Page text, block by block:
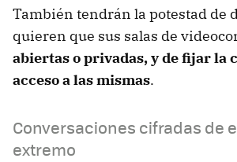
También tendrán la potestad de
quieren que sus salas de
abiertas o privadas, y de fijar la
acceso a las mismas.
Conversaciones cifradas de
extremo